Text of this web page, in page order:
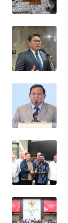
WAHANA
WISATA
LAPAK
WAHANA
Network
KONSUMEN
LISTRIK
MASYARAKAT
KELISTRIKAN
WALINKI
ID